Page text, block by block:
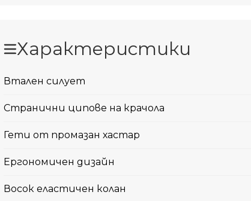
Характеристики
Втален силует
Странични ципове на крачола
Гети от промазан хастар
Ергономичен дизайн
Восок еластичен колан